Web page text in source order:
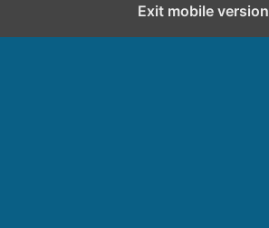
Exit mobile version